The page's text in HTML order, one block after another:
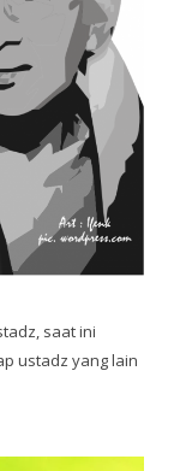
saat ini
ustadz yang lain